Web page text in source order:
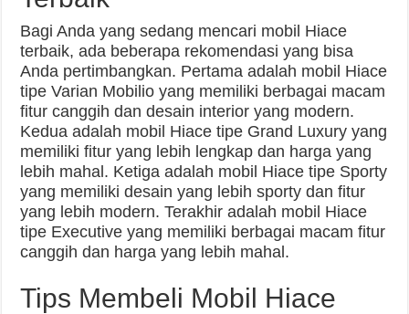
Bagi Anda yang sedang mencari mobil Hiace
terbaik, ada beberapa rekomendasi yang bisa
Anda pertimbangkan. Pertama adalah mobil Hiace
tipe Varian Mobilio yang memiliki berbagai macam
fitur canggih dan desain interior yang modern.
Kedua adalah mobil Hiace tipe Grand Luxury yang
memiliki fitur yang lebih lengkap dan harga yang
lebih mahal. Ketiga adalah mobil Hiace tipe Sporty
yang memiliki desain yang lebih sporty dan fitur
yang lebih modern. Terakhir adalah mobil Hiace
tipe Executive yang memiliki berbagai macam fitur
canggih dan harga yang lebih mahal.
Tips Membeli Mobil Hiace